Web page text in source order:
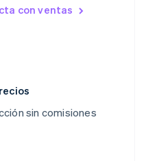
con ventas
sin comisiones